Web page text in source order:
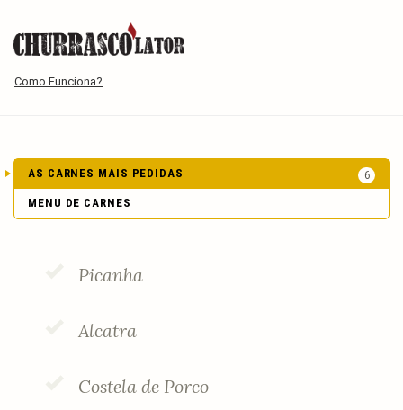
Como Funciona?
AS CARNES MAIS PEDIDAS 6
MENU DE CARNES
Picanha
Alcatra
Costela de Porco